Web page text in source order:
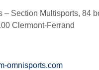
– Section Multisports, 84
Clermont-Ferrand
omnisports.com